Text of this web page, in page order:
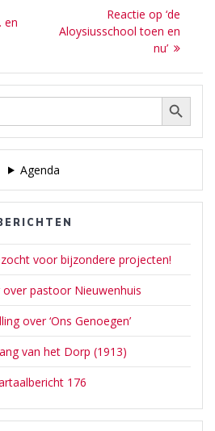
en
Next
post:
Reactie op ‘de
Aloysiusschool toen en
nu’
Zoek Zoekknop
Agenda
voor bijzondere projecten!
pastoor Nieuwenhuis
over ‘Ons Genoegen’
van het Dorp (1913)
176